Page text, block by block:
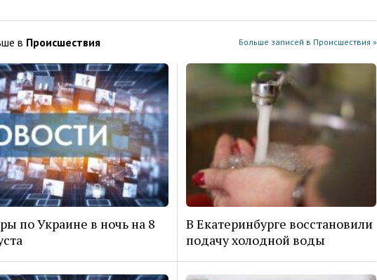
в Проиcшествия Больше записей в Проиcшествия »
по Украине в ночь на 8
В Екатеринбурге восстановили
подачу холодной воды